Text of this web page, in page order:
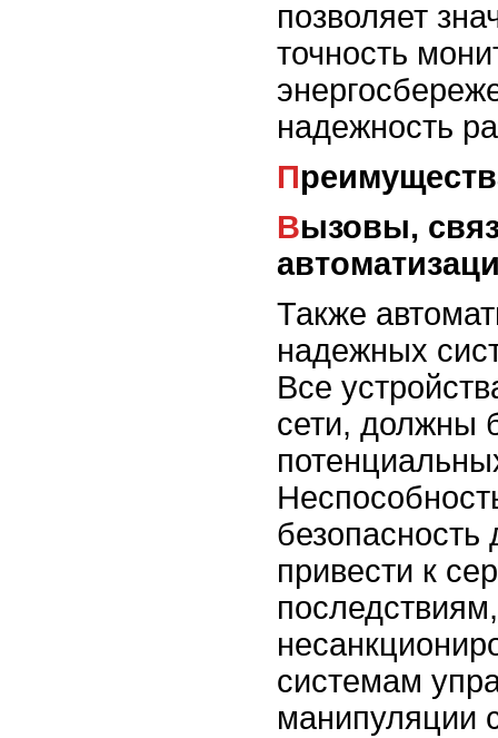
позволяет
точность
надежность
Вызовы, связанные с
Также
надежных
Все
сети, должны
привести к
системам
манипуляции